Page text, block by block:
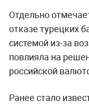
Отдельно
отказе турецких
системой из-за
повлияла на
российской
Ранее стало